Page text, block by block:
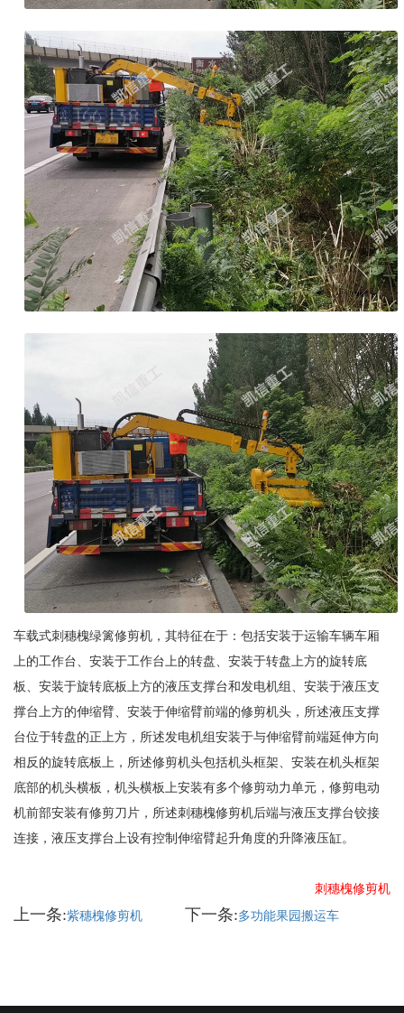
车载式刺穗槐绿篱修剪机，其特征在于：包括安装于运输车辆车厢
上的工作台、安装于工作台上的转盘、安装于转盘上方的旋转底
板、安装于旋转底板上方的液压支撑台和发电机组、安装于液压支
撑台上方的伸缩臂、安装于伸缩臂前端的修剪机头，所述液压支撑
台位于转盘的正上方，所述发电机组安装于与伸缩臂前端延伸方向
相反的旋转底板上，所述修剪机头包括机头框架、安装在机头框架
底部的机头横板，机头横板上安装有多个修剪动力单元，修剪电动
机前部安装有修剪刀片，所述刺穗槐修剪机后端与液压支撑台铰接
连接，液压支撑台上设有控制伸缩臂起升角度的升降液压缸。
刺穗槐修剪机
上一条:紫穗槐修剪机 下一条:多功能果园搬运车